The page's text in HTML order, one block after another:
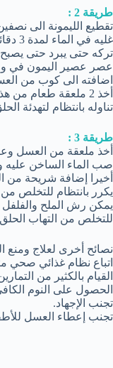
طريقة 2 :
تقطيع الليمونة الى
غليه في الماء لمدة 3 دقائق .
تركه حتى يبرد حتى
عصر عصير اليمون في
اضافته الى كوب من
أخذ 2 ملعقة طعام من هذا الخليط كل 4 ساعات .
تناوله بانتظام لتهدئة
طريقة 3 :
أخذ ملعقة من العسل
صب الماء الساخن عليه
أخيرا إضافة شريحة من
يكرر بانتظام للتخلص من
يمكن رش الملح
للتخلص من التهاب
نصائح أخرى لعلاج ومنع
اتباع نظام غذائي صحي
القيام بالكثير من
الحصول على النوم
تجنب الإجهاد.
تجنب إعطاء العسل